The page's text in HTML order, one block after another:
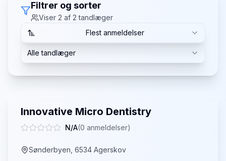
Filtrer og sorter
Viser 2 af 2 tandlæger
Flest anmeldelser
Alle tandlæger
Innovative Micro Dentistry
N/A(0 anmeldelser)
Sønderbyen, 6534 Agerskov